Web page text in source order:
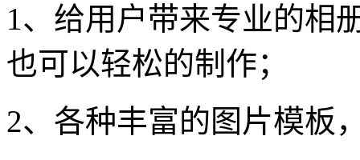
1、给用户带来专业的相
也可以轻松的制作；
2、各种丰富的图片模板